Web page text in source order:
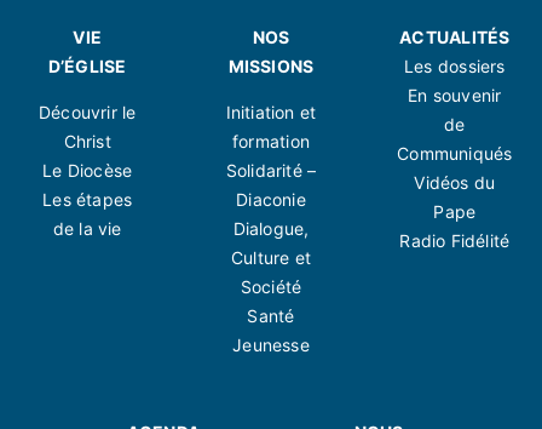
VIE
D’ÉGLISE
Découvrir le
Christ
Le Diocèse
Les étapes
de la vie
NOS
MISSIONS
Initiation et
formation
Solidarité –
Diaconie
Dialogue,
Culture et
Société
Santé
Jeunesse
ACTUALITÉS
Les dossiers
En souvenir
de
Communiqués
Vidéos du
Pape
Radio Fidélité